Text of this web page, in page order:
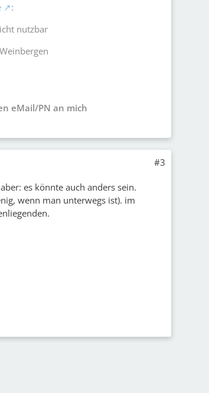
:
nutzbar
eMail/PN an mich
#3
es könnte auch anders sein.
wenn man unterwegs ist). im